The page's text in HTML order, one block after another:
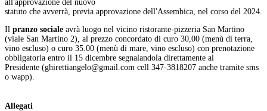
all'approvazione del nuovo
statuto che avverrà, previa approvazione dell'Assembica, nel corso del 2024.
Il pranzo sociale avrà luogo nel vicino ristorante-pizzeria San Martino
(viale San Martino 2), al prezzo concordato di curo 30,00 (menù di terra,
vino escluso) o curo 35.00 (menù di mare, vino escluso) con prenotazione
obbligatoria entro il 15 dicembre segnalandola direttamente al
Presidente (ghirettiangelo@gmail.com cell 347-3818207 anche tramite sms
o wapp).
Allegati